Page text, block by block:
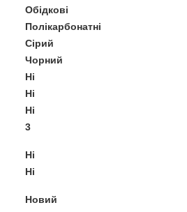
Обідкові
Полікарбонатні
Сірий
Чорний
Ні
Ні
Ні
3
Ні
Ні
Новий